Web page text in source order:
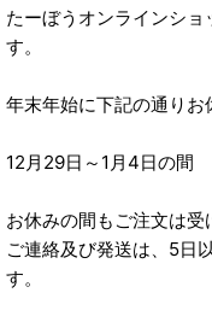
たーぼうオンラインシ
す。
年末年始に下記の通りお
12月29日～1月4日の間
お休みの間もご注文は受
ご連絡及び発送は、5日
す。